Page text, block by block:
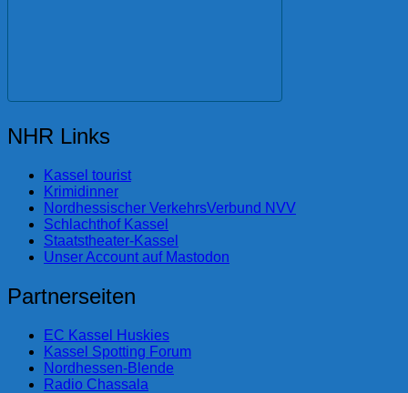
NHR Links
Kassel tourist
Krimidinner
Nordhessischer VerkehrsVerbund NVV
Schlachthof Kassel
Staatstheater-Kassel
Unser Account auf Mastodon
Partnerseiten
EC Kassel Huskies
Kassel Spotting Forum
Nordhessen-Blende
Radio Chassala